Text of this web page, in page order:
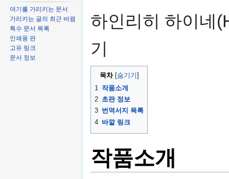
러
기
가
색
러
기
하인리히 하이네
기
목차
1
작품소개
2 초판 정보
3 번역서지 목록
4 바깥 링크
작품소개
여기를 가리키는 문서
가리키는 글의 최근 바뀜
특수 문서 목록
인쇄용 판
고유 링크
문서 정보